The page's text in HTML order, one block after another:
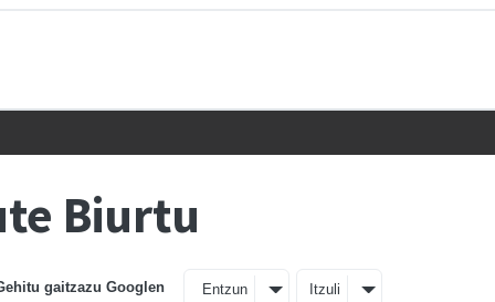
Biurtu
gaitzazu Googlen Entzun Itzuli